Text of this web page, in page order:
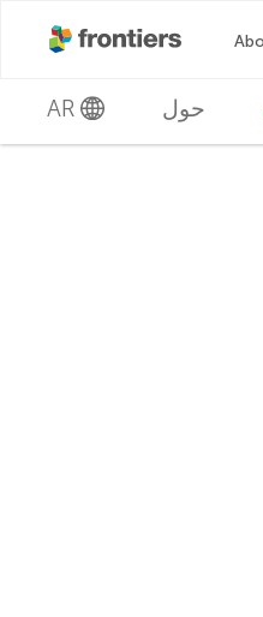
حول AR